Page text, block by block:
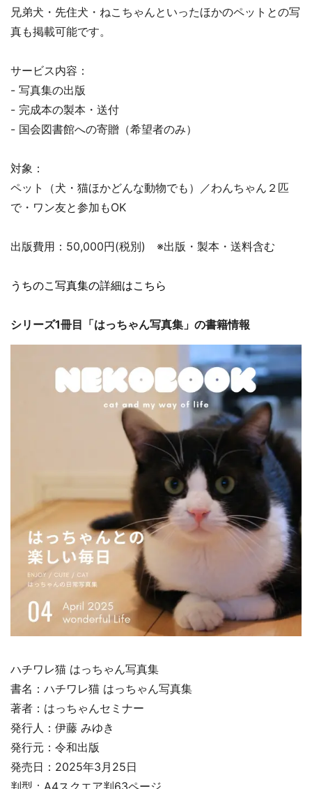
兄弟犬・先住犬・ねこちゃんといったほかのペットとの写
真も掲載可能です。
サービス内容：
- 写真集の出版
- 完成本の製本・送付
- 国会図書館への寄贈（希望者のみ）
対象：
ペット（犬・猫ほかどんな動物でも）／わんちゃん２匹
で・ワン友と参加もOK
出版費用：50,000円(税別) ※出版・製本・送料含む
うちのこ写真集の詳細はこちら
シリーズ1冊目「はっちゃん写真集」の書籍情報
ハチワレ猫 はっちゃん写真集
書名：ハチワレ猫 はっちゃん写真集
著者：はっちゃんセミナー
発行人：伊藤 みゆき
発行元：令和出版
発売日：2025年3月25日
判型：A4スクエア判63ページ